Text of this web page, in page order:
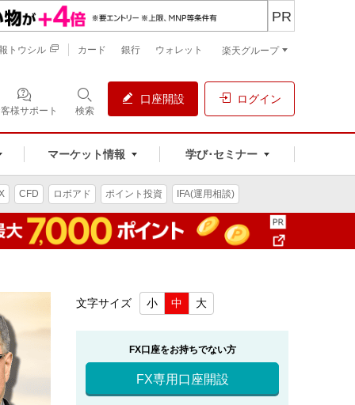
様サポート 検索
口座開設 ログイン
マーケット情報 学び･セミナー
PR
トウシル カード 銀行 ウォレット 楽天グループ
CFD ロボアド ポイント投資 IFA(運用相談)
文字サイズ 小 中 大
FX口座をお持ちでない方
FX専用口座開設